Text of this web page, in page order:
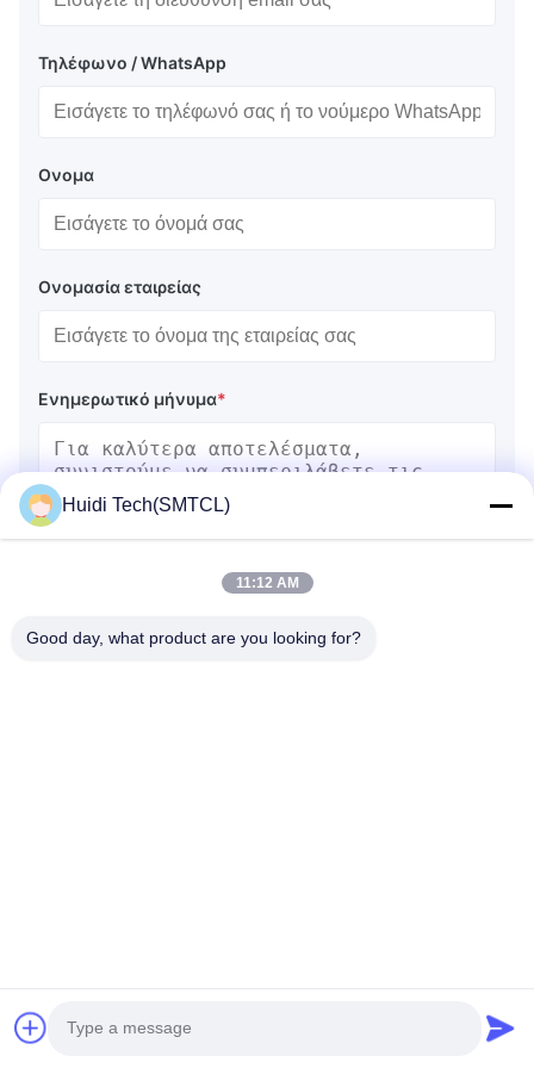
Τηλέφωνο / WhatsApp
Ονομα
Ονομασία εταιρείας
Ενημερωτικό μήνυμα*
Τηλεφώνημα:0086-21-61195255
Huidi Tech(SMTCL)
11:12 AM
Good day, what product are you looking for?